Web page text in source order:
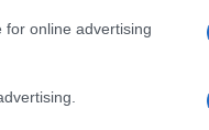
for online advertising
sono
farvi